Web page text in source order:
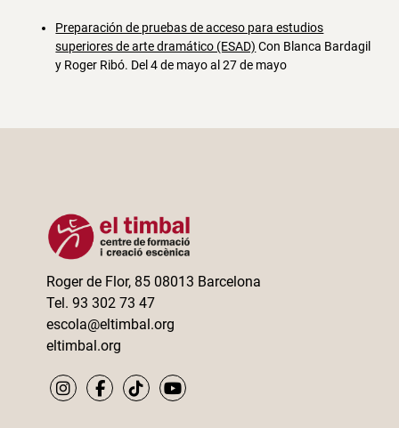
Preparación de pruebas de acceso para estudios
superiores de arte dramático (ESAD) Con Blanca Bardagil
y Roger Ribó. Del 4 de mayo al 27 de mayo
Roger de Flor, 85 08013 Barcelona
Tel. 93 302 73 47
escola@eltimbal.org
eltimbal.org